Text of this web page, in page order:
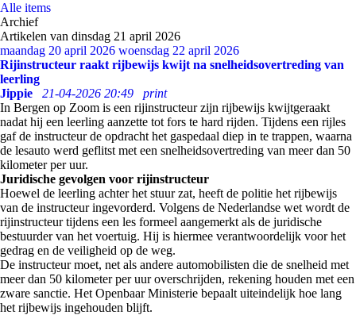
Alle items
Archief
Artikelen van dinsdag 21 april 2026
maandag 20 april 2026 woensdag 22 april 2026
Rijinstructeur raakt rijbewijs kwijt na snelheidsovertreding van
leerling
Jippie
21-04-2026 20:49
print
In Bergen op Zoom is een rijinstructeur zijn rijbewijs kwijtgeraakt
nadat hij een leerling aanzette tot fors te hard rijden. Tijdens een rijles
gaf de instructeur de opdracht het gaspedaal diep in te trappen, waarna
de lesauto werd geflitst met een snelheidsovertreding van meer dan 50
kilometer per uur.
Juridische gevolgen voor rijinstructeur
Hoewel de leerling achter het stuur zat, heeft de politie het rijbewijs
van de instructeur ingevorderd. Volgens de Nederlandse wet wordt de
rijinstructeur tijdens een les formeel aangemerkt als de juridische
bestuurder van het voertuig. Hij is hiermee verantwoordelijk voor het
gedrag en de veiligheid op de weg.
De instructeur moet, net als andere automobilisten die de snelheid met
meer dan 50 kilometer per uur overschrijden, rekening houden met een
zware sanctie. Het Openbaar Ministerie bepaalt uiteindelijk hoe lang
het rijbewijs ingehouden blijft.